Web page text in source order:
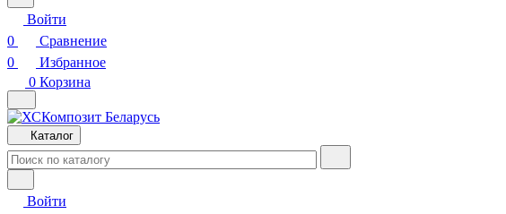
Войти
0
Сравнение
0
Избранное
0 Корзина
Каталог
Войти